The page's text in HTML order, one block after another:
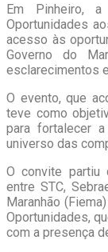
Em Pinheiro,
Oportunidades
acesso às
Governo do
esclarecimentos
O evento, que
teve como
para fortalecer
universo das
O convite partiu
entre STC,
Maranhão
Oportunidades,
com a presença